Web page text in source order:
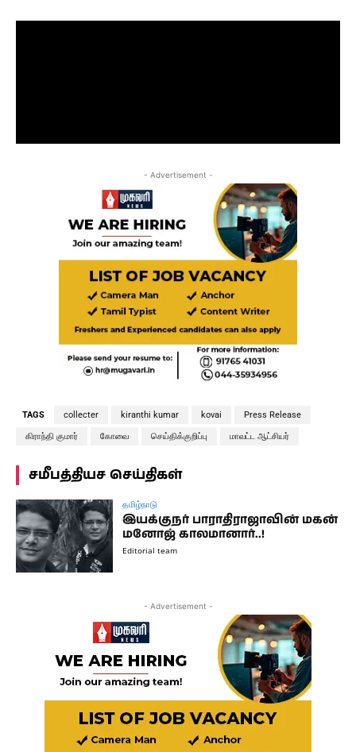
- Advertisement -
TAGS collecter kiranthi kumar kovai Press Release
கிராந்தி குமார் கோவை செய்திக்குறிப்பு மாவட்ட ஆட்சியர்
சமீபத்தியச செய்திகள்
தமிழ்நாடு
இயக்குநர் பாராதிராஜாவின் மகன்
மனோஜ் காலமானார்..!
Editorial team
- Advertisement -